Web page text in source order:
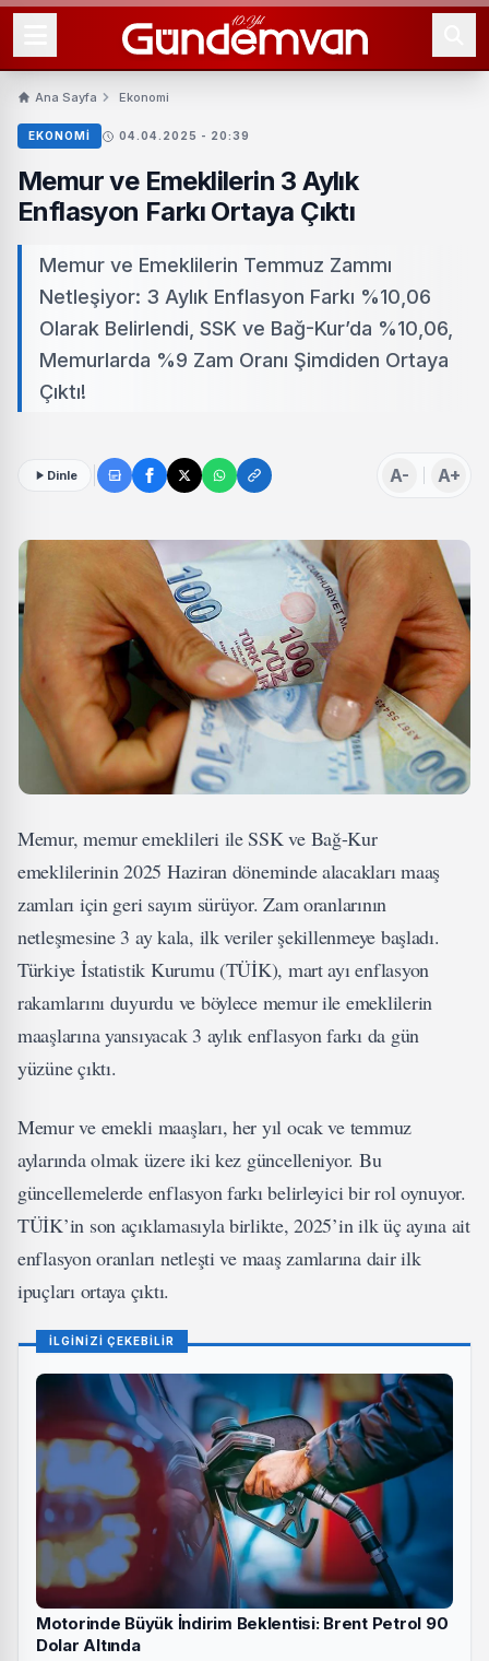
Ana Sayfa Ekonomi
EKONOMI 04.04.2025 - 20:39
Memur ve Emeklilerin 3 Aylık
Enflasyon Farkı Ortaya Çıktı
Memur ve Emeklilerin Temmuz Zammı
Netleşiyor: 3 Aylık Enflasyon Farkı %10,06
Olarak Belirlendi, SSK ve Bağ-Kur’da %10,06,
Memurlarda %9 Zam Oranı Şimdiden Ortaya
Çıktı!
Dinle A- A+
Memur, memur emeklileri ile SSK ve Bağ-Kur
emeklilerinin 2025 Haziran döneminde alacakları maaş
zamları için geri sayım sürüyor. Zam oranlarının
netleşmesine 3 ay kala, ilk veriler şekillenmeye başladı.
Türkiye İstatistik Kurumu (TÜİK), mart ayı enflasyon
rakamlarını duyurdu ve böylece memur ile emeklilerin
maaşlarına yansıyacak 3 aylık enflasyon farkı da gün
yüzüne çıktı.
Memur ve emekli maaşları, her yıl ocak ve temmuz
aylarında olmak üzere iki kez güncelleniyor. Bu
güncellemelerde enflasyon farkı belirleyici bir rol oynuyor.
TÜİK’in son açıklamasıyla birlikte, 2025’in ilk üç ayına ait
enflasyon oranları netleşti ve maaş zamlarına dair ilk
ipuçları ortaya çıktı.
İLGİNİZİ ÇEKEBİLİR
Motorinde Büyük İndirim Beklentisi: Brent Petrol 90
Dolar Altında